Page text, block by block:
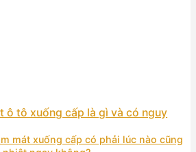
ô tô xuống cấp là gì và có nguy
mát xuống cấp có phải lúc nào cũng